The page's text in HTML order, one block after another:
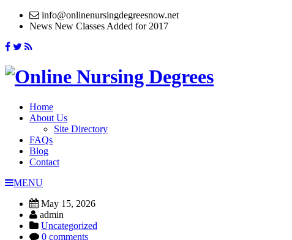
info@onlinenursingdegreesnow.net
News New Classes Added for 2017
Home
About Us
Site Directory
FAQs
Blog
Contact
MENU
May 15, 2026
admin
Uncategorized
0 comments